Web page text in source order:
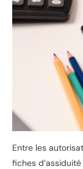
Entre les
fiches